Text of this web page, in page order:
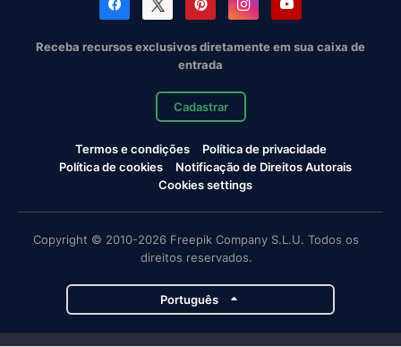
Receba recursos exclusivos diretamente em sua caixa de
entrada
Cadastrar
Termos e condições
Política de privacidade
Política de cookies
Notificação de Direitos Autorais
Cookies settings
Copyright © 2010-2026 Freepik Company S.L.U. Todos os
direitos reservados.
Português